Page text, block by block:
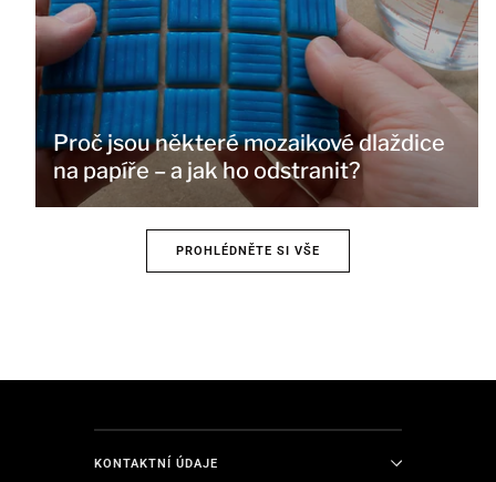
Proč jsou některé mozaikové dlaždice
na papíře – a jak ho odstranit?
PROHLÉDNĚTE SI VŠE
KONTAKTNÍ ÚDAJE